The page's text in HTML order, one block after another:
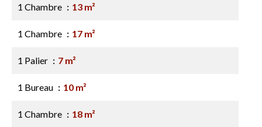
1 Chambre 13 m²
1 Chambre 17 m²
1 Palier 7 m²
1 Bureau 10 m²
1 Chambre 18 m²